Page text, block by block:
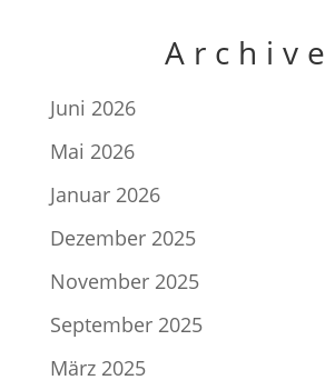
Archive
Juni 2026
Mai 2026
Januar 2026
Dezember 2025
November 2025
September 2025
März 2025